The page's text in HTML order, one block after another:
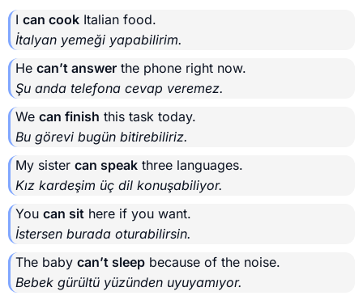
I can cook Italian food.
İtalyan yemeği yapabilirim.
He can’t answer the phone right now.
Şu anda telefona cevap veremez.
We can finish this task today.
Bu görevi bugün bitirebiliriz.
My sister can speak three languages.
Kız kardeşim üç dil konuşabiliyor.
You can sit here if you want.
İstersen burada oturabilirsin.
The baby can’t sleep because of the noise.
Bebek gürültü yüzünden uyuyamıyor.